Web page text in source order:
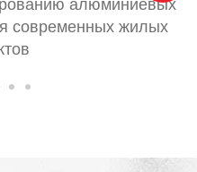
современных жилых